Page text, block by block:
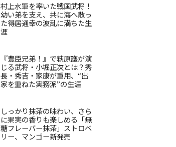
村上水軍を率いた戦国武将！
幼い弟を支え、共に海へ散っ
た得居通幸の波乱に満ちた生
涯
『豊臣兄弟！』で萩原護が演
じる武将・小堀正次とは？秀
長・秀吉・家康が重用、“出
家を重ねた実務派”の生涯
しっかり抹茶の味わい、さら
に果実の香りも楽しめる「無
糖フレーバー抹茶」ストロベ
リー、マンゴー新発売